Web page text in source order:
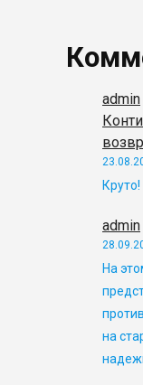
admin
Круто!
admin
На
на